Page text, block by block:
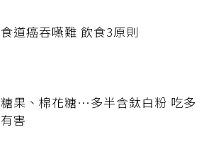
食道癌吞嚥難 飲食3原則
糖果、棉花糖…多半含鈦白粉 吃多
有害